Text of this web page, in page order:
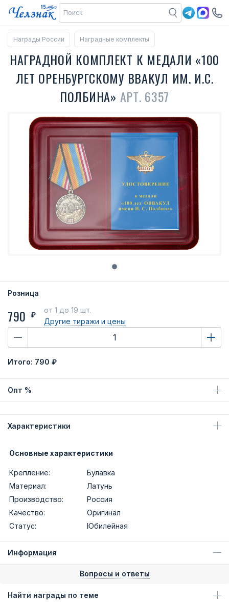
Награды России Наградные комплекты
НАГРАДНОЙ КОМПЛЕКТ К МЕДАЛИ «100
ЛЕТ ОРЕНБУРГСКОМУ ВВАКУЛ ИМ. И.С.
ПОЛБИНА» АРТ. 6357
Розница
790 ₽
от 1 до 19 шт.
Другие тиражии цены
Итого: 790 ₽
Опт %
Характеристики
Основные характеристики
Крепление:
Булавка
Материал:
Латунь
Производство:
Россия
Качество:
Оригинал
Статус:
Юбилейная
Информация
Вопросы и ответы
Найти награды по теме